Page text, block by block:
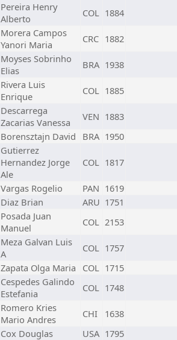
Pereira Henry
Alberto
COL 1884
Morera Campos
Yanori Maria
CRC 1882
Moyses Sobrinho
Elias
BRA 1938
Rivera Luis
Enrique
COL 1885
Descarrega
Zacarias Vanessa
VEN 1883
Borensztajn David BRA 1950
Gutierrez
Hernandez Jorge
Ale
COL 1817
Vargas Rogelio PAN 1619
Diaz Brian ARU 1751
Posada Juan
Manuel
COL 2153
Meza Galvan Luis
A
COL 1757
Zapata Olga Maria COL 1715
Cespedes Galindo
Estefania
COL 1748
Romero Kries
Mario Andres
CHI
1638
Cox Douglas USA 1795